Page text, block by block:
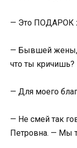
— Это ПОДАРОК
— Бывшей жены,
что ты кричишь?
— Для моего
— Не смей так
Петровна. — Мы